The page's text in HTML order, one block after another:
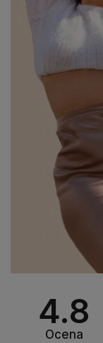
4.8
Ocena